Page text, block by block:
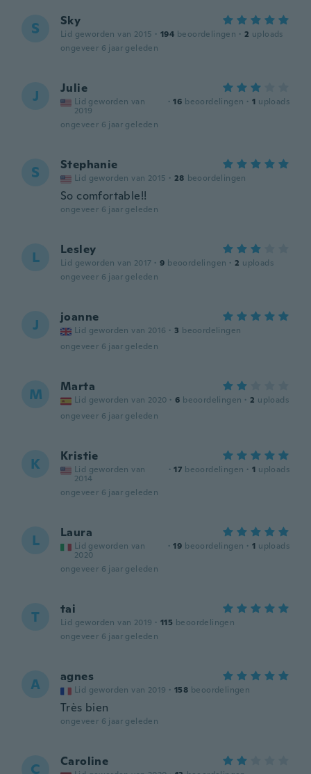
S Sky
Lid geworden van 2015 · 194 beoordelingen · 2 uploads
ongeveer 6 jaar geleden
J Julie
Lid geworden van
2019
· 16 beoordelingen · 1 uploads
ongeveer 6 jaar geleden
S Stephanie
Lid geworden van 2015 · 28 beoordelingen
So comfortable!!
ongeveer 6 jaar geleden
L Lesley
Lid geworden van 2017 · 9 beoordelingen · 2 uploads
ongeveer 6 jaar geleden
J joanne
Lid geworden van 2016 · 3 beoordelingen
ongeveer 6 jaar geleden
M Marta
Lid geworden van 2020 · 6 beoordelingen · 2 uploads
ongeveer 6 jaar geleden
K Kristie
Lid geworden van
2014
· 17 beoordelingen · 1 uploads
ongeveer 6 jaar geleden
L Laura
Lid geworden van
2020
· 19 beoordelingen · 1 uploads
ongeveer 6 jaar geleden
T tai
Lid geworden van 2019 · 115 beoordelingen
ongeveer 6 jaar geleden
A agnes
Lid geworden van 2019 · 158 beoordelingen
Très bien
ongeveer 6 jaar geleden
C Caroline